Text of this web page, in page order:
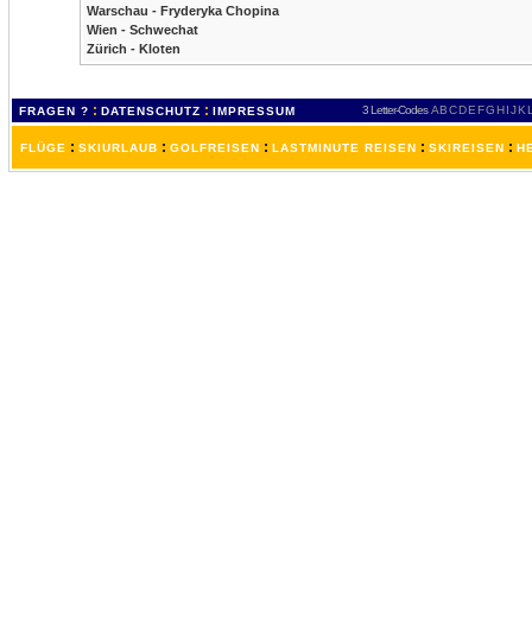
Warschau - Fryderyka Chopina
Wien - Schwechat
Zürich - Kloten
FRAGEN ? : DATENSCHUTZ : IMPRESSUM 3 Letter-Codes ABCDEFGH IJKL
FLÜGE : SKIURLAUB : GOLFREISEN : LASTMINUTE REISEN : SKIREISEN :